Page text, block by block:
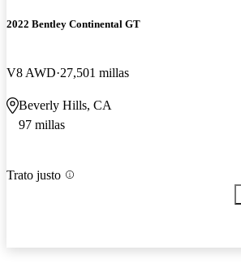
2022 Bentley Continental GT
V8 AWD 27,501 millas
Beverly Hills, CA
97 millas
Trato justo